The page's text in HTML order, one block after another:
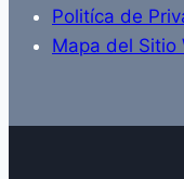
Politíca de
Mapa del Sitio